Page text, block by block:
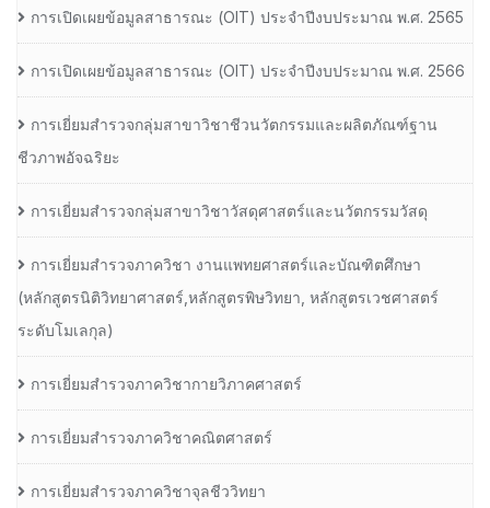
การเปิดเผยข้อมูลสาธารณะ (OIT) ประจำปีงบประมาณ พ.ศ. 2565
การเปิดเผยข้อมูลสาธารณะ (OIT) ประจำปีงบประมาณ พ.ศ. 2566
การเยี่ยมสำรวจกลุ่มสาขาวิชาชีวนวัตกรรมและผลิตภัณฑ์ฐาน
ชีวภาพอัจฉริยะ
การเยี่ยมสำรวจกลุ่มสาขาวิชาวัสดุศาสตร์และนวัตกรรมวัสดุ
การเยี่ยมสำรวจภาควิชา งานแพทยศาสตร์และบัณฑิตศึกษา
(หลักสูตรนิติวิทยาศาสตร์,หลักสูตรพิษวิทยา, หลักสูตรเวชศาสตร์
ระดับโมเลกุล)
การเยี่ยมสำรวจภาควิชากายวิภาคศาสตร์
การเยี่ยมสำรวจภาควิชาคณิตศาสตร์
การเยี่ยมสำรวจภาควิชาจุลชีววิทยา